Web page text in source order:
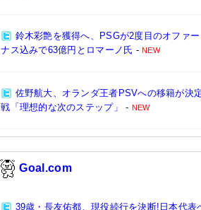
鈴木彩艶を獲得へ、PSGが2度目のオファ
ナス込みで63億円とロマーノ氏 -NEW
佐野航大、オランダ王者PSVへの移籍が決
戦「理想的な次のステップ」
- NEW
Goal.com
39歳・長友佑都、現役続行を決断!日本代表